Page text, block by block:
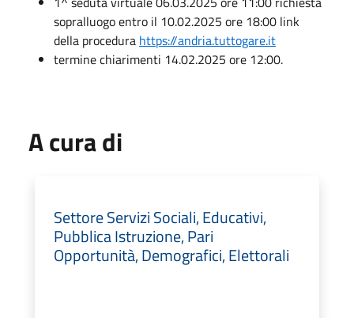
sopralluogo entro il 10.02.2025 ore 18:00 link
della procedura https://andria.tuttogare.it
termine chiarimenti 14.02.2025 ore 12:00.
A cura di
Settore Servizi Sociali, Educativi,
Pubblica Istruzione, Pari
Opportunità, Demografici, Elettorali